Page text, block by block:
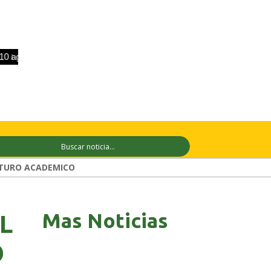
ACADEMICO
Mas Noticias